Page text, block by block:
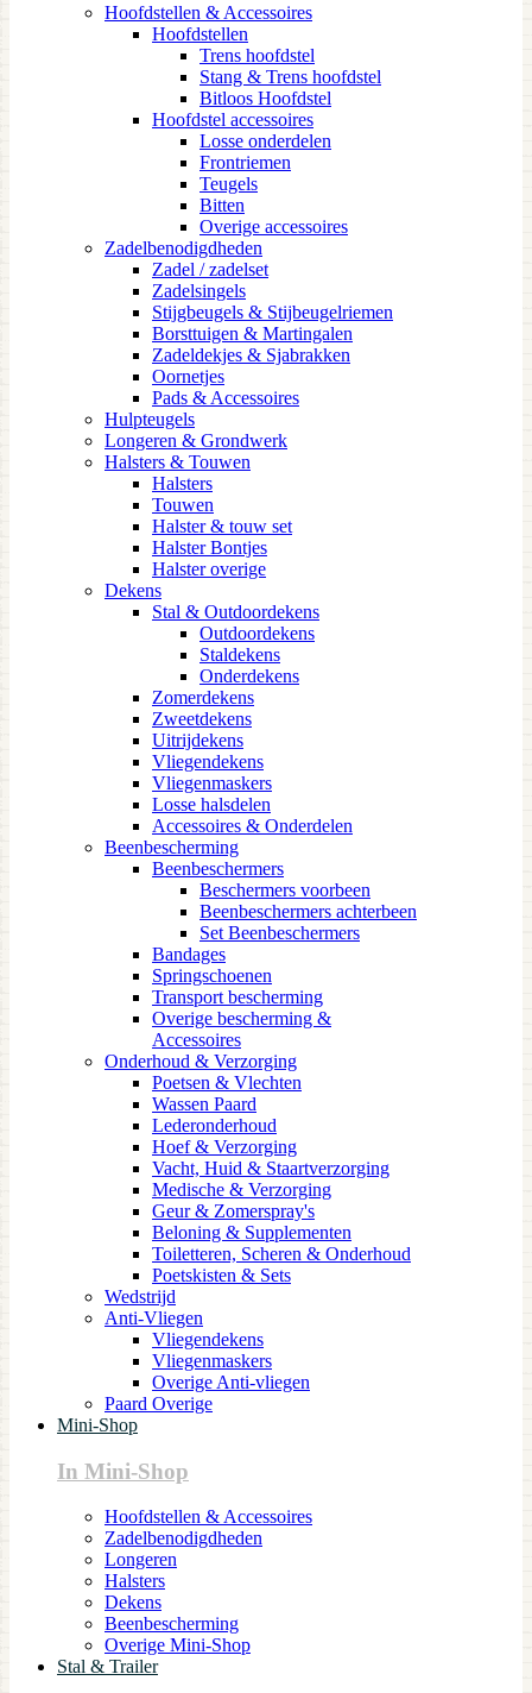
Hoofdstellen & Accessoires
Hoofdstellen
Trens hoofdstel
Stang & Trens hoofdstel
Bitloos Hoofdstel
Hoofdstel accessoires
Losse onderdelen
Frontriemen
Teugels
Bitten
Overige accessoires
Zadelbenodigdheden
Zadel / zadelset
Zadelsingels
Stijgbeugels & Stijbeugelriemen
Borsttuigen & Martingalen
Zadeldekjes & Sjabrakken
Oornetjes
Pads & Accessoires
Hulpteugels
Longeren & Grondwerk
Halsters & Touwen
Halsters
Touwen
Halster & touw set
Halster Bontjes
Halster overige
Dekens
Stal & Outdoordekens
Outdoordekens
Staldekens
Onderdekens
Zomerdekens
Zweetdekens
Uitrijdekens
Vliegendekens
Vliegenmaskers
Losse halsdelen
Accessoires & Onderdelen
Beenbescherming
Beenbeschermers
Beschermers voorbeen
Beenbeschermers achterbeen
Set Beenbeschermers
Bandages
Springschoenen
Transport bescherming
Overige bescherming &
Accessoires
Onderhoud & Verzorging
Poetsen & Vlechten
Wassen Paard
Lederonderhoud
Hoef & Verzorging
Vacht, Huid & Staartverzorging
Medische & Verzorging
Geur & Zomerspray's
Beloning & Supplementen
Toiletteren, Scheren & Onderhoud
Poetskisten & Sets
Wedstrijd
Anti-Vliegen
Vliegendekens
Vliegenmaskers
Overige Anti-vliegen
Paard Overige
Mini-Shop
In Mini-Shop
Hoofdstellen & Accessoires
Zadelbenodigdheden
Longeren
Halsters
Dekens
Beenbescherming
Overige Mini-Shop
Stal & Trailer